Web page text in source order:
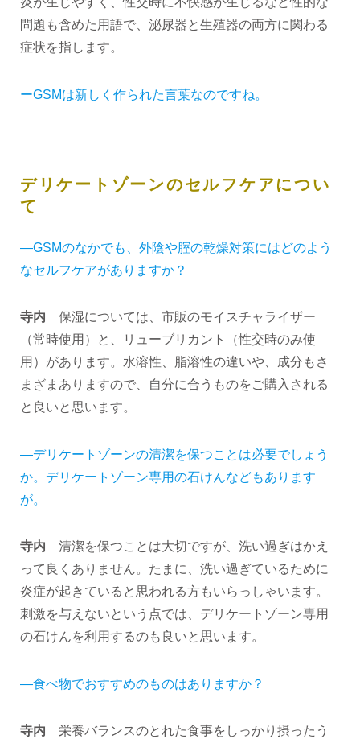
問題も含めた用語で、泌尿器と生殖器の両方に関わる
症状を指します。
ーGSMは新しく作られた言葉なのですね。
デリケートゾーンのセルフケアについ
て
―GSMのなかでも、外陰や腟の乾燥対策にはどのよう
なセルフケアがありますか？
寺内 保湿については、市販のモイスチャライザー
（常時使用）と、リューブリカント（性交時のみ使
用）があります。水溶性、脂溶性の違いや、成分もさ
まざまありますので、自分に合うものをご購入される
と良いと思います。
―デリケートゾーンの清潔を保つことは必要でしょう
か。デリケートゾーン専用の石けんなどもあります
が。
寺内 清潔を保つことは大切ですが、洗い過ぎはかえ
って良くありません。たまに、洗い過ぎているために
炎症が起きていると思われる方もいらっしゃいます。
刺激を与えないという点では、デリケートゾーン専用
の石けんを利用するのも良いと思います。
―食べ物でおすすめのものはありますか？
寺内 栄養バランスのとれた食事をしっかり摂ったう